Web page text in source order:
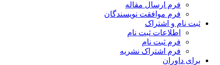
فرم ارسال مقاله
فرم موافقت نویسندگان
ثبت نام و اشتراک
اطلاعات ثبت نام
فرم ثبت نام
فرم اشتراک نشریه
برای داوران